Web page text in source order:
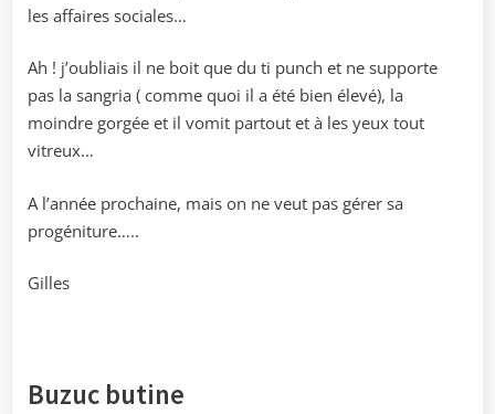
les affaires sociales…
Ah ! j’oubliais il ne boit que du ti punch et ne supporte
pas la sangria ( comme quoi il a été bien élevé), la
moindre gorgée et il vomit partout et à les yeux tout
vitreux…
A l’année prochaine, mais on ne veut pas gérer sa
progéniture…..
Gilles
Buzuc butine